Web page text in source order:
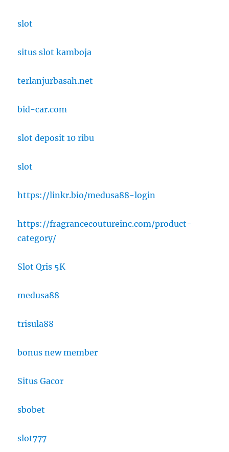
slot
situs slot kamboja
terlanjurbasah.net
bid-car.com
slot deposit 10 ribu
slot
https://linkr.bio/medusa88-login
https://fragrancecoutureinc.com/product-
category/
Slot Qris 5K
medusa88
trisula88
bonus new member
Situs Gacor
sbobet
slot777